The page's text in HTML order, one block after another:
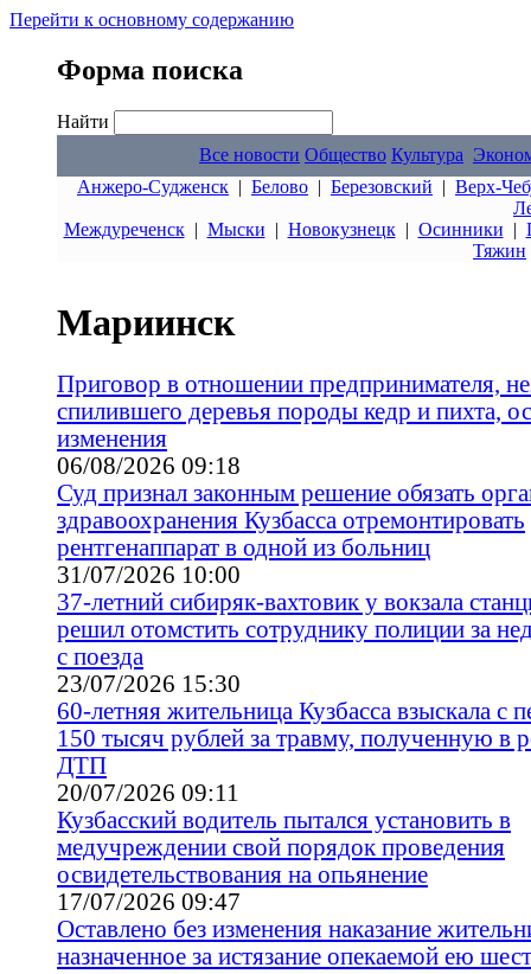
Перейти к основному содержанию
Форма поиска
Найти
Все новости Общество Культура
Анжеро-Судженск | Белово | Березовский | Верх-
Междуреченск| Мыски | Новокузнецк| Осинники |
Тяжин
Мариинск
Приговор в отношении предпринимателя,
спилившего деревья породы кедр и пихта,
изменения
06/08/2026 09:18
Суд признал законным решение обязать
здравоохранения Кузбасса отремонтировать
рентгенаппарат в одной из больниц
31/07/2026 10:00
37-летний сибиряк-вахтовик у вокзала
решил отомстить сотруднику полиции за
с поезда
23/07/2026 15:30
60-летняя жительница Кузбасса взыскала с
150 тысяч рублей за травму, полученную в
ДТП
20/07/2026 09:11
Кузбасский водитель пытался установить в
медучреждении свой порядок проведения
освидетельствования на опьянение
17/07/2026 09:47
Оставлено без изменения наказание
назначенное за истязание опекаемой ею